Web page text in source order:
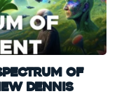
of
Dennis